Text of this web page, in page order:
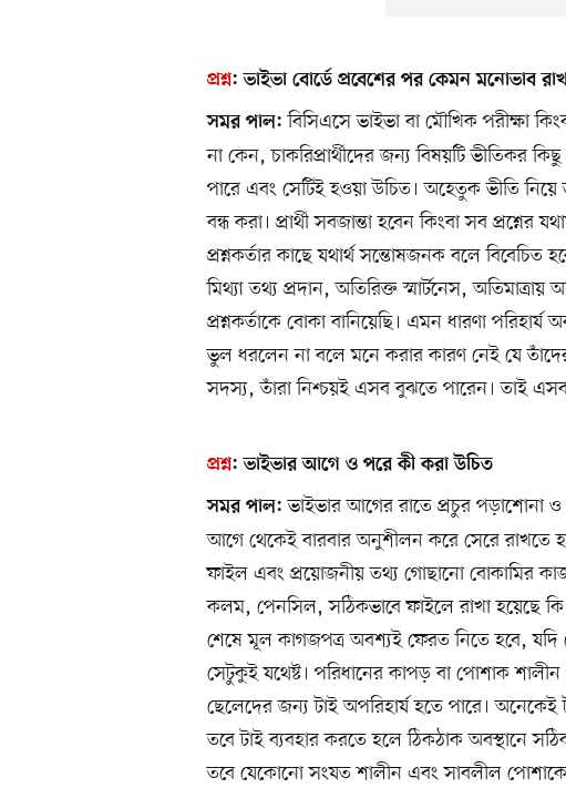
প্রশ্ন:ভাইভা বোর্ডে প্রবেশের পর কেমন মনোভাব
সমর পাল: বিসিএসে ভাইভা বা মৌখিক পরীক্ষা
না কেন, চাকরিপ্রার্থীদের জন্য বিষয়টি ভীতিকর
পারে এবং সেটিই হওয়া উচিত। অহেতুক ভীতি নিয়ে
বন্ধ করা। প্রার্থী সবজান্তা হবেন কিংবা সব
প্রশ্নকর্তার কাছে যথার্থ সন্তোষজনক বলে
মিথ্যা তথ্য প্রদান, অতিরিক্ত স্মার্টনেস,
প্রশ্নকর্তাকে বোকা বানিয়েছি। এমন ধারণা
ভুল ধরলেন না বলে মনে করার কারণ নেই যে
সদস্য, তাঁরা নিশ্চয়ই এসব বুঝতে পারেন। তাই এসব
প্রশ্ন:ভাইভার আগে ও পরে কী করা উচিত
সমর পাল: ভাইভার আগের রাতে প্রচুর পড়াশোনা ও
আগে থেকেই বারবার অনুশীলন করে সেরে রাখতে
ফাইল এবং প্রয়োজনীয় তথ্য গোছানো বোকামির
কলম, পেনসিল, সঠিকভাবে ফাইলে রাখা হয়েছে
শেষে মূল কাগজপত্র অবশ্যই ফেরত নিতে হবে,
সেটুকুই যথেষ্ট। পরিধানের কাপড় বা পোশাক
ছেলেদের জন্য টাই অপরিহার্য হতে পারে।
তবে টাই ব্যবহার করতে হলে ঠিকঠাক অবস্থানে
তবে যেকোনো সংযত শালীন এবং সাবলীল পোশাকে